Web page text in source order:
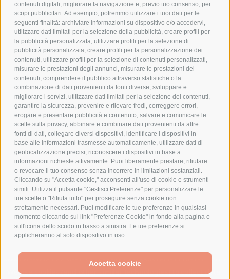
contenuti digitali, migliorare la navigazione e, previo tuo consenso, per
scopi pubblicitari. Ad esempio, potremmo utilizzare i tuoi dati per le
seguenti finalità: archiviare informazioni su dispositivo e/o accedervi,
utilizzare dati limitati per la selezione della pubblicità, creare profili per
la pubblicità personalizzata, utilizzare profili per la selezione di
pubblicità personalizzata, creare profili per la personalizzazione dei
contenuti, utilizzare profili per la selezione di contenuti personalizzati,
misurare le prestazioni degli annunci, misurare le prestazioni dei
contenuti, comprendere il pubblico attraverso statistiche o la
combinazione di dati provenienti da fonti diverse, sviluppare e
migliorare i servizi, utilizzare dati limitati per la selezione dei contenuti,
garantire la sicurezza, prevenire e rilevare frodi, correggere errori,
erogare e presentare pubblicità e contenuto, salvare e comunicare le
scelte sulla privacy, abbinare e combinare dati provenienti da altre
fonti di dati, collegare diversi dispositivi, identificare i dispositivi in
base alle informazioni trasmesse automaticamente, utilizzare dati di
geolocalizzazione precisi, riconoscere i dispositivi in base a
informazioni richieste attivamente. Puoi liberamente prestare, rifiutare
o revocare il tuo consenso senza incorrere in limitazioni sostanziali.
Cliccando su "Accetta cookie," acconsenti all'uso di cookie e strumenti
simili. Utilizza il pulsante "Gestisci Preferenze" per personalizzare le
tue scelte o "Rifiuta tutto" per proseguire senza cookie non
strettamente necessari. Puoi modificare le tue preferenze in qualsiasi
momento cliccando sul link "Preferenze Cookie" in fondo alla pagina o
sull'icona dello scudo in basso a sinistra. Le tue preferenze si
applicheranno al solo dispositivo in uso.
Accetta cookie
POLICY
PRIVACY POLICY
COOKIE POLICY
PAGAMENTI SICURI
AZIENDA
CHI SIAMO
MARCHI TRATTATI
CONDOMINI
Bonifico
Bancario
SPESA ELETTRICA SOCIETA CONSORTILE A RESPONSABILITA LIMITATA - VIALE
MILANOFIORI, STRADA 4 - PALAZZO A5 20057, ASSAGO MILANO - PARTITA IVA
We use cookies (and other similar technologies) to collect data